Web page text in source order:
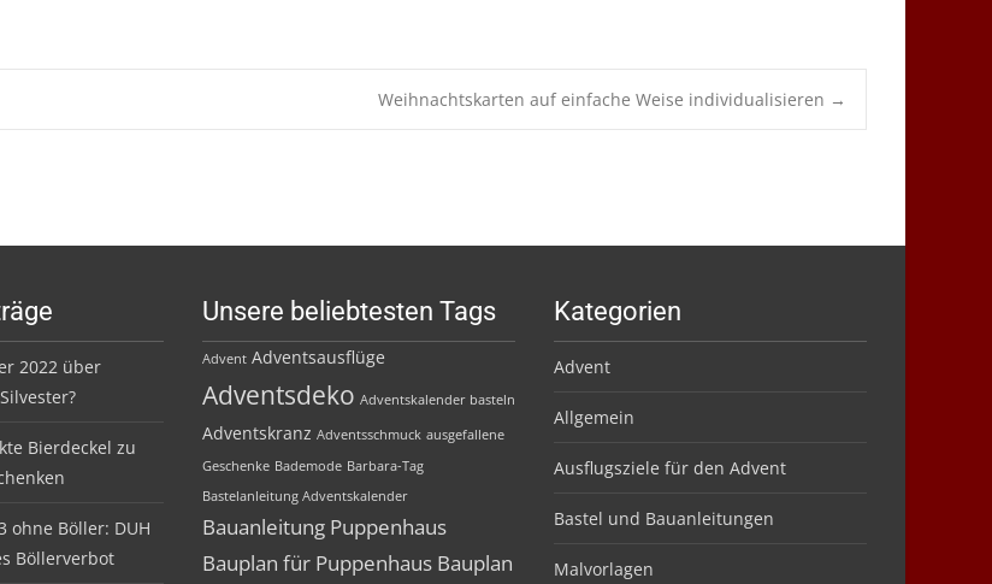
Weihnachtskarten auf einfache Weise individualisieren →
2022 über
Bierdeckel zu
ohne Böller: DUH
Böllerverbot
Unsere beliebtesten Tags
Advent Adventsausflüge
Adventsdeko Adventskalender basteln
Adventskranz Adventsschmuck ausgefallene
Geschenke Bademode Barbara-Tag
Bastelanleitung Adventskalender
Bauanleitung Puppenhaus
Bauplan für Puppenhaus Bauplan
Kategorien
Advent
Allgemein
Ausflugsziele für den Advent
Bastel und Bauanleitungen
Malvorlagen